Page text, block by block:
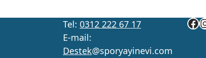
Tel: 0312 222 67 17
E-mail:
Destek@sporyayinevi.com